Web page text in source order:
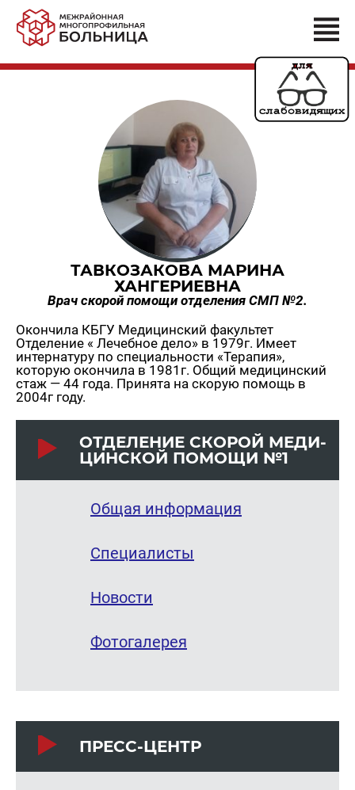
ТАВКОЗАКОВА МАРИНА
ХАНГЕРИЕВНА
Врач скорой помощи отделения СМП №2.
Окончила КБГУ Медицинский факультет
Отделение « Лечебное дело» в 1979г. Имеет
интернатуру по специальности «Терапия»,
которую окончила в 1981г. Общий медицинский
стаж — 44 года. Принята на скорую помощь в
2004г году.
ОТ­ДЕ­ЛЕ­НИЕ СКО­РОЙ МЕ­ДИ­
ЦИН­СКОЙ ПО­МО­ЩИ №1
Общая информация
Специалисты
Новости
Фотогалерея
ПРЕСС-ЦЕНТР